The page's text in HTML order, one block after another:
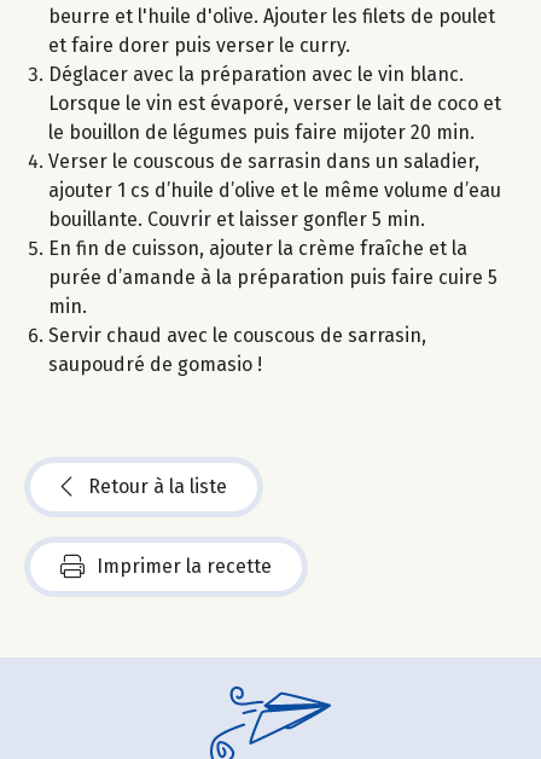
beurre et l'huile d'olive. Ajouter les filets de poulet
et faire dorer puis verser le curry.
Déglacer avec la préparation avec le vin blanc.
Lorsque le vin est évaporé, verser le lait de coco et
le bouillon de légumes puis faire mijoter 20 min.
Verser le couscous de sarrasin dans un saladier,
ajouter 1 cs d’huile d’olive et le même volume d’eau
bouillante. Couvrir et laisser gonfler 5 min.
En fin de cuisson, ajouter la crème fraîche et la
purée d’amande à la préparation puis faire cuire 5
min.
Servir chaud avec le couscous de sarrasin,
saupoudré de gomasio !
Retour à la liste
Imprimer la recette